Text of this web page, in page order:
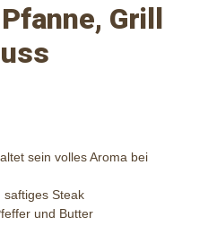
Grill
sein volles Aroma bei
saftiges Steak
und Butter